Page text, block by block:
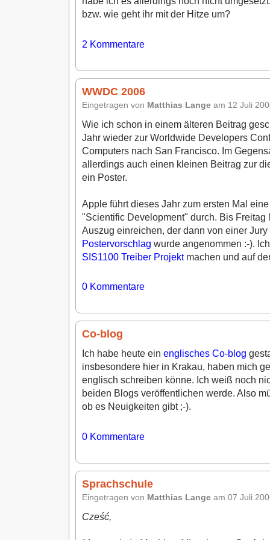
bzw. wie geht ihr mit der Hitze um?
2 Kommentare
WWDC 2006
Eingetragen von Matthias Lange am 12 Juli
Wie ich schon in einem älteren Beitrag
Jahr wieder zur Worldwide Developers
Computers nach San Francisco. Im
allerdings auch einen kleinen Beitrag zur
ein Poster.
Apple führt dieses Jahr zum ersten Mal
"Scientific Development" durch. Bis Freitag
Auszug einreichen, der dann von einer
Postervorschlag wurde angenommen :-).
SIS1100 Treiber Projektmachen und auf
0 Kommentare
Co-blog
Ich habe heute ein englisches Co-blog
insbesondere hier in Krakau, haben mich
englisch schreiben könne. Ich weiß noch
beiden Blogs veröffentlichen werde. Also
ob es Neuigkeiten gibt ;-).
0 Kommentare
Sprachschule
Eingetragen von Matthias Lange am 07 Juli
Cześć,